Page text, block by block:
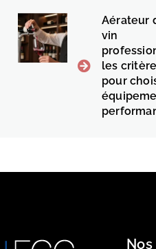
Aérateur
vin
les
pour